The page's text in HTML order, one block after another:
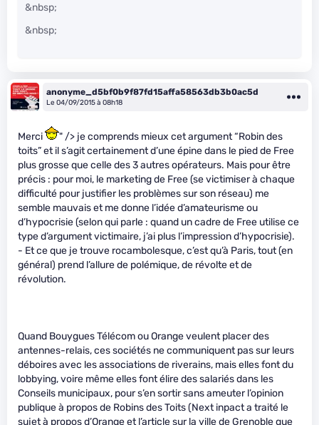
&nbsp;
&nbsp;
anonyme_d5bf0b9f87fd15affa58563db3b0ac5d
Le 04/09/2015 à 08h18
Merci
" /> je comprends mieux cet argument “Robin des
toits” et il s’agit certainement d’une épine dans le pied de Free
plus grosse que celle des 3 autres opérateurs. Mais pour être
précis : pour moi, le marketing de Free (se victimiser à chaque
difficulté pour justifier les problèmes sur son réseau) me
semble mauvais et me donne l’idée d’amateurisme ou
d’hypocrisie (selon qui parle : quand un cadre de Free utilise ce
type d’argument victimaire, j’ai plus l’impression d’hypocrisie).
- Et ce que je trouve rocambolesque, c’est qu’à Paris, tout (en
général) prend l’allure de polémique, de révolte et de
révolution.
Quand Bouygues Télécom ou Orange veulent placer des
antennes-relais, ces sociétés ne communiquent pas sur leurs
déboires avec les associations de riverains, mais elles font du
lobbying, voire même elles font élire des salariés dans les
Conseils municipaux, pour s’en sortir sans ameuter l’opinion
publique à propos de Robins des Toits (Next inpact a traité le
sujet à propos d’Orangeet l’article sur la ville de Grenoble que